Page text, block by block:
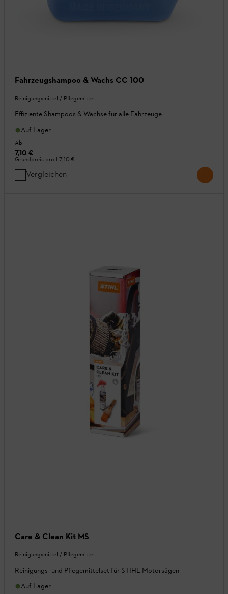
Fahrzeugshampoo & Wachs CC 100
Reinigungsmittel / Pflegemittel
Effiziente Shampoos & Wachse für alle Fahrzeuge
Auf Lager
Ab
7,10 €
Grundpreis pro l 7,10 €
Vergleichen
Care & Clean Kit MS
Reinigungsmittel / Pflegemittel
Reinigungs- und Pflegemittelset für STIHL Motorsägen
Auf Lager